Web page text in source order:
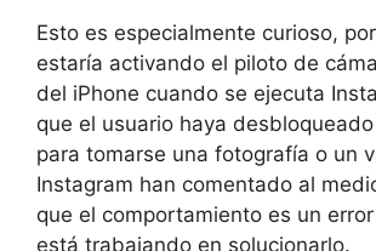
Esto es especialmente curioso,
estaría activando el piloto de
del iPhone cuando se ejecuta
que el usuario haya
para tomarse una fotografía o un
Instagram han comentado al
que el comportamiento es un
está trabajando en solucionarlo.